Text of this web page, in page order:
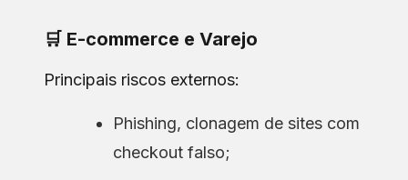
🛒 E-commerce e Varejo
Principais riscos externos:
Phishing, clonagem de sites com
checkout falso;